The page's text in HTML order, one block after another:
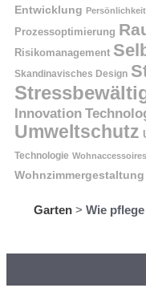
Entwicklung
Prozessoptimierung
Risikomanagement
Skandinavisches Design
Innovation
Umweltschutz
Technologie Wohnaccessoires
Wohnzimmergestaltung
Garten > Wie